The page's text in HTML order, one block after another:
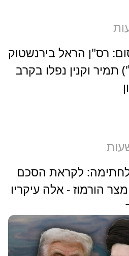
רס"ן הראל בירנשטוק
תמיר וקנין נפלו בקרב
לקראת הסכם
הורמוז - אלה עיקריו